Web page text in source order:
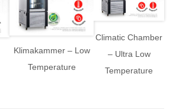
Klimakammer – Low
Temperature
Climatic Chamber
– Ultra Low
Temperature